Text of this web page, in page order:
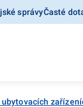
správyČasté